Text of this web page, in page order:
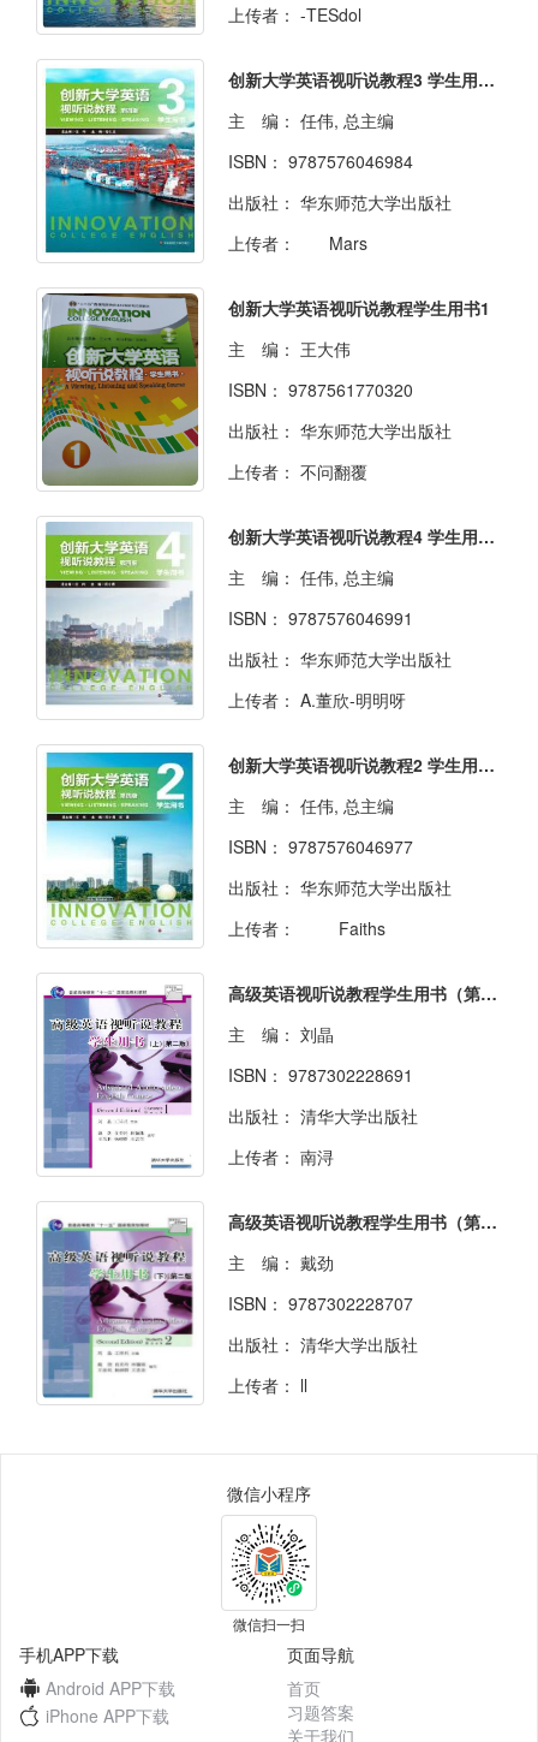
上传者： -TESdol
创新大学英语视听说教程3 学生用书 （第四版）
主 编： 任伟, 总主编
ISBN： 9787576046984
出版社： 华东师范大学出版社
上传者：
Mars
创新大学英语视听说教程学生用书1
主 编： 王大伟
ISBN： 9787561770320
出版社： 华东师范大学出版社
上传者： 不问翻覆
创新大学英语视听说教程4 学生用书 （第四版）
主 编： 任伟, 总主编
ISBN： 9787576046991
出版社： 华东师范大学出版社
上传者： A.董欣-明明呀
创新大学英语视听说教程2 学生用书 （第四版）
主 编： 任伟, 总主编
ISBN： 9787576046977
出版社： 华东师范大学出版社
上传者：
Faiths
高级英语视听说教程学生用书（第二版）上
主 编： 刘晶
ISBN： 9787302228691
出版社： 清华大学出版社
上传者： 南浔
高级英语视听说教程学生用书（第二版）下
主 编： 戴劲
ISBN： 9787302228707
出版社： 清华大学出版社
上传者： ll
微信小程序
微信扫一扫
手机APP下载
Android APP下载
iPhone APP下载
页面导航
首页
习题答案
关于我们